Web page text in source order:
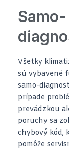
Samo-
Všetky
sú vybavené
samo-
prípade
prevádzkou
poruchy sa
chybový kód,
pomôže